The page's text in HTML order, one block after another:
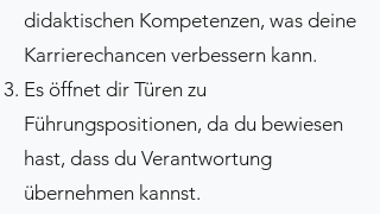
didaktischen Kompetenzen, was deine
Karrierechancen verbessern kann.
Es öffnet dir Türen zu
Führungspositionen, da du bewiesen
hast, dass du Verantwortung
übernehmen kannst.